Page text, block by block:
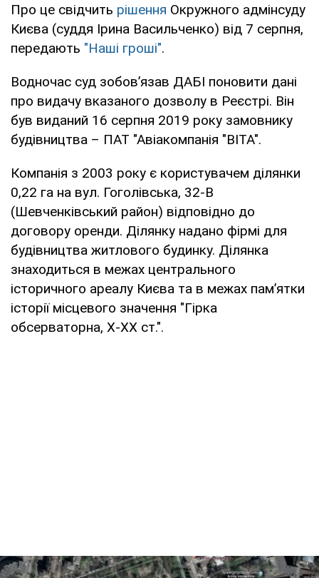
Про це свідчить рішення Окружного адмінсуду
Києва (суддя Ірина Васильченко) від 7 серпня,
передають "Наші гроші".
Водночас суд зобов’язав ДАБІ поновити дані
про видачу вказаного дозволу в Реєстрі. Він
був виданий 16 серпня 2019 року замовнику
будівництва – ПАТ "Авіакомпанія "ВІТА".
Компанія з 2003 року є користувачем ділянки
0,22 га на вул. Гоголівська, 32-В
(Шевченківський район) відповідно до
договору оренди. Ділянку надано фірмі для
будівництва житлового будинку. Ділянка
знаходиться в межах центрального
історичного ареалу Києва та в межах пам’ятки
історії місцевого значення "Гірка
обсерваторна, Х-ХХ ст.".